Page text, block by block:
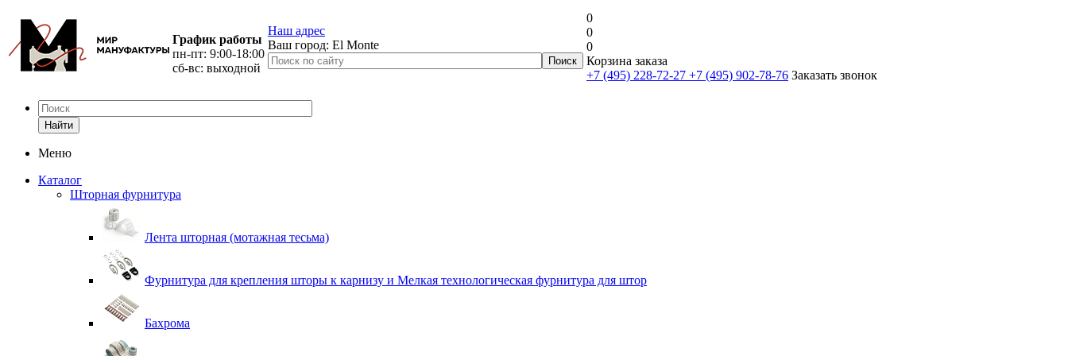
График работы
пн-пт: 9:00-18:00
сб-вс: выходной
Наш адрес
Ваш город: El Monte
0
0
0
Корзина заказа
+7 (495) 228-72-27 +7 (495) 902-78-76 Заказать звонок
Найти
Меню
Каталог
Шторная фурнитура
Лента шторная (мотажная тесьма)
Фурнитура для крепления шторы к карнизу и Мелкая технологическая фурнитура для штор
Бахрома